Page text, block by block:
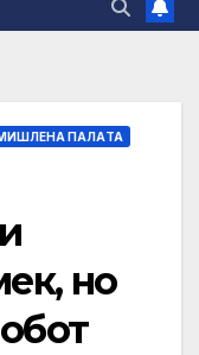
ПАЛAТА
но